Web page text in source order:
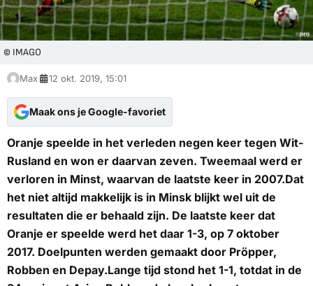
© IMAGO
Max 12 okt. 2019, 15:01
Maak ons je Google-favoriet
Oranje speelde in het verleden negen keer tegen Wit-
Rusland en won er daarvan zeven. Tweemaal werd er
verloren in Minst, waarvan de laatste keer in 2007.Dat
het niet altijd makkelijk is in Minsk blijkt wel uit de
resultaten die er behaald zijn. De laatste keer dat
Oranje er speelde werd het daar 1-3, op 7 oktober
2017. Doelpunten werden gemaakt door Pröpper,
Robben en Depay.Lange tijd stond het 1-1, totdat in de